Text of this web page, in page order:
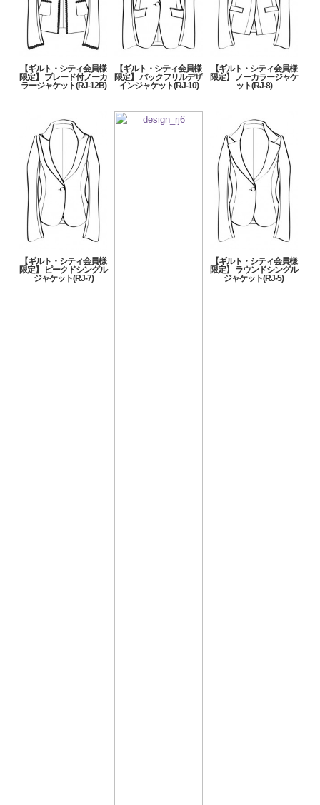
【ギルト・シティ会員様
限定】 ブレード付ノーカ
ラージャケット(RJ-12B)
【ギルト・シティ会員様
限定】 バックフリルデザ
インジャケット(RJ-10)
【ギルト・シティ会員様
限定】 ノーカラージャケ
ット(RJ-8)
【ギルト・シティ会員様
限定】 ピークドシングル
ジャケット(RJ-7)
【ギルト・シティ会員様
限定】 ラウンドシングル
ジャケット(RJ-5)